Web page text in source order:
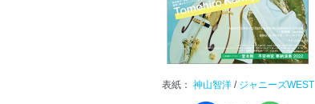
表紙： 神山智洋 / ジャニーズWEST